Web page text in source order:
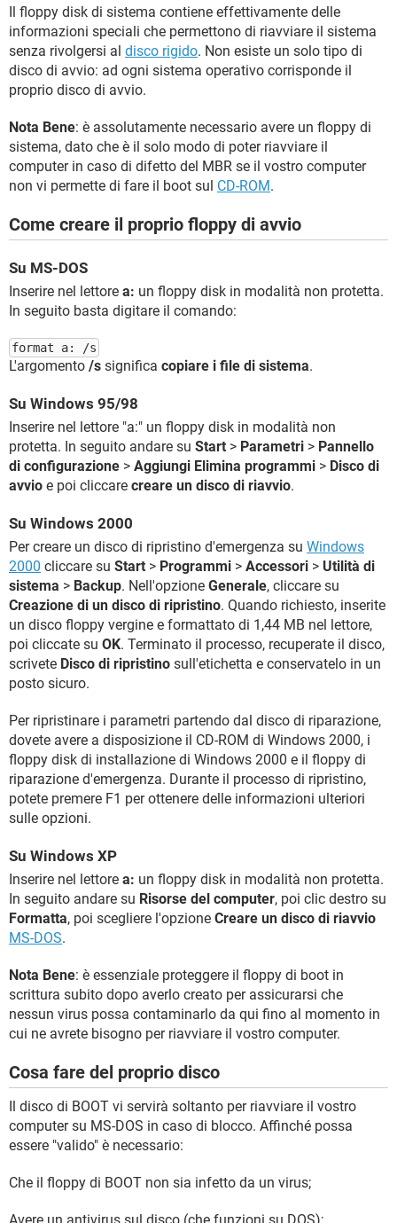
Il floppy disk di sistema contiene effettivamente delle
informazioni speciali che permettono di riavviare il sistema
senza rivolgersi al disco rigido. Non esiste un solo tipo di
disco di avvio: ad ogni sistema operativo corrisponde il
proprio disco di avvio.
Nota Bene: è assolutamente necessario avere un floppy di
sistema, dato che è il solo modo di poter riavviare il
computer in caso di difetto del MBR se il vostro computer
non vi permette di fare il boot sul CD-ROM.
Come creare il proprio floppy di avvio
Su MS-DOS
Inserire nel lettore a: un floppy disk in modalità non protetta.
In seguito basta digitare il comando:
format a: /s
L'argomento /s significa copiare i file di sistema.
Su Windows 95/98
Inserire nel lettore "a:" un floppy disk in modalità non
protetta. In seguito andare su Start > Parametri > Pannello
di configurazione > Aggiungi Elimina programmi > Disco di
avvio e poi cliccare creare un disco di riavvio.
Su Windows 2000
Per creare un disco di ripristino d'emergenza su Windows
2000 cliccare su Start > Programmi > Accessori > Utilità di
sistema > Backup. Nell'opzione Generale, cliccare su
Creazione di un disco di ripristino. Quando richiesto, inserite
un disco floppy vergine e formattato di 1,44 MB nel lettore,
poi cliccate su OK. Terminato il processo, recuperate il disco,
scrivete Disco di ripristino sull'etichetta e conservatelo in un
posto sicuro.
Per ripristinare i parametri partendo dal disco di riparazione,
dovete avere a disposizione il CD-ROM di Windows 2000, i
floppy disk di installazione di Windows 2000 e il floppy di
riparazione d'emergenza. Durante il processo di ripristino,
potete premere F1 per ottenere delle informazioni ulteriori
sulle opzioni.
Su Windows XP
Inserire nel lettore a: un floppy disk in modalità non protetta.
In seguito andare su Risorse del computer, poi clic destro su
Formatta, poi scegliere l'opzione Creare un disco di riavvio
MS-DOS.
Nota Bene: è essenziale proteggere il floppy di boot in
scrittura subito dopo averlo creato per assicurarsi che
nessun virus possa contaminarlo da qui fino al momento in
cui ne avrete bisogno per riavviare il vostro computer.
Cosa fare del proprio disco
Il disco di BOOT vi servirà soltanto per riavviare il vostro
computer su MS-DOS in caso di blocco. Affinché possa
essere "valido" è necessario:
Che il floppy di BOOT non sia infetto da un virus;